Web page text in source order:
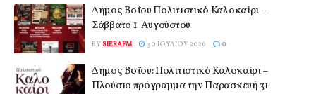
Δήμος Βοΐου Πολιτιστικό Καλοκαίρι –
Σάββατο 1 Αυγούστου
BY SIERAFM 30 ΙΟΥΛΊΟΥ 2026 0
Δήμος Βοΐου: Πολιτιστικό Καλοκαίρι –
Πλούσιο πρόγραμμα την Παρασκευή 31